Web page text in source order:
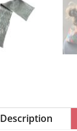
Description